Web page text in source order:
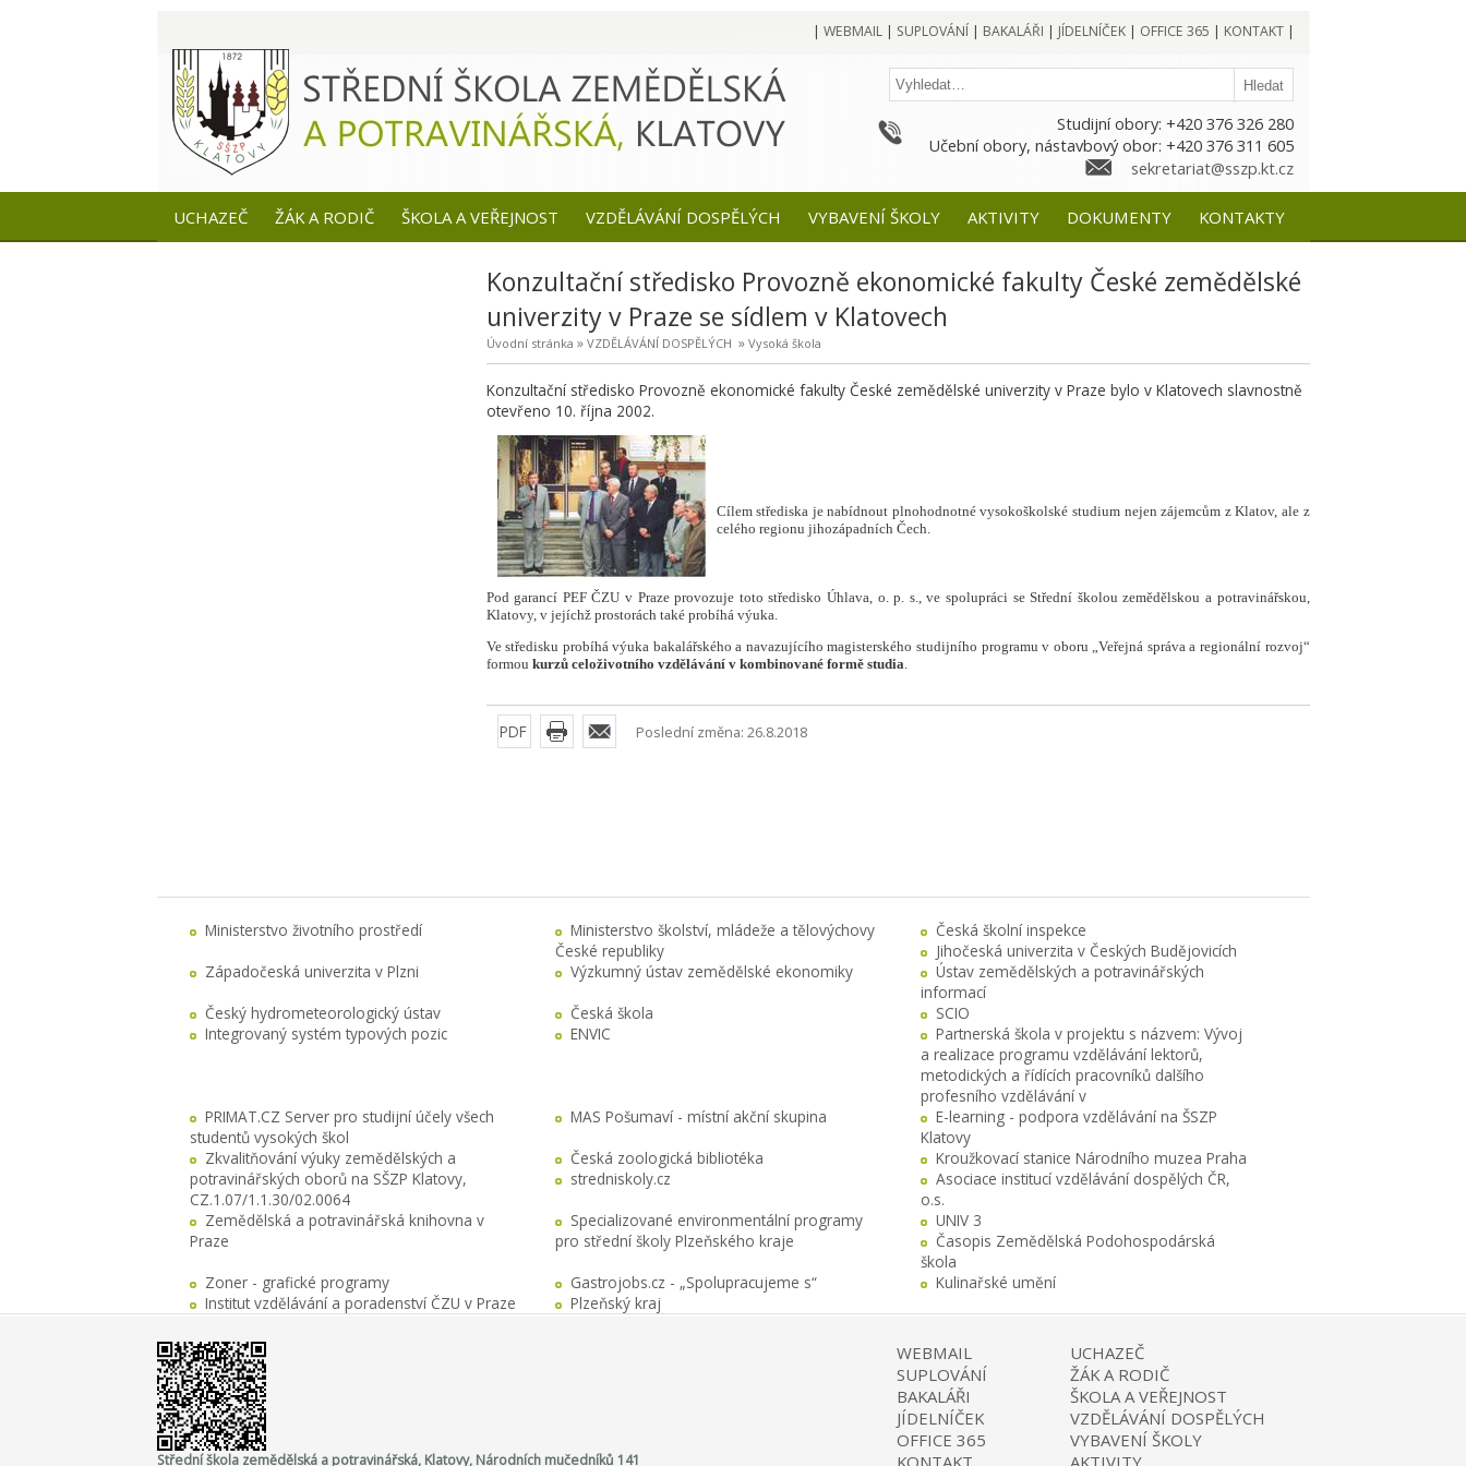
| WEBMAIL| SUPLOVÁNÍ | BAKALÁŘI | JÍDELNÍČEK| OFFICE 365 | KONTAKT|
Studijní obory: +420 376 326 280
Učební obory, nástavbový obor: +420 376 311 605
sekretariat@sszp.kt.cz
UCHAZEČ ŽÁK A RODIČ ŠKOLA A VEŘEJNOST VZDĚLÁVÁNÍ DOSPĚLÝCH VYBAVENÍ ŠKOLY AKTIVITY DOKUMENTY KONTAKTY
Konzultační středisko Provozně ekonomické fakulty České zemědělské
univerzity v Praze se sídlem v Klatovech
Úvodní stránka » VZDĚLÁVÁNÍ DOSPĚLÝCH » Vysoká škola
Konzultační středisko Provozně ekonomické fakulty České zemědělské univerzity v Praze bylo v Klatovech slavnostně
otevřeno 10. října 2002.
Cílem střediska je nabídnout plnohodnotné vysokoškolské studium nejen zájemcům z Klatov, ale z
celého regionu jihozápadních Čech.
Pod garancí PEF ČZU v Praze provozuje toto středisko Úhlava, o. p. s., ve spolupráci se Střední školou zemědělskou a potravinářskou,
Klatovy, v jejíchž prostorách také probíhá výuka.
Ve středisku probíhá výuka bakalářského a navazujícího magisterského studijního programu v oboru „Veřejná správa a regionální rozvoj“
formou kurzů celoživotního vzdělávání v kombinované formě studia.
PDF Poslední změna: 26.8.2018
Ministerstvo životního prostředí
Ministerstvo školství, mládeže a tělovýchovy
České republiky
Česká školní inspekce
Jihočeská univerzita v Českých Budějovicích
Západočeská univerzita v Plzni
Výzkumný ústav zemědělské ekonomiky
Ústav zemědělských a potravinářských
informací
Český hydrometeorologický ústav
Česká škola
SCIO
Integrovaný systém typových pozic
ENVIC
Partnerská škola v projektu s názvem: Vývoj
a realizace programu vzdělávání lektorů,
metodických a řídících pracovníků dalšího
profesního vzdělávání v
PRIMAT.CZ Server pro studijní účely všech
studentů vysokých škol
MAS Pošumaví - místní akční skupina
E-learning - podpora vzdělávání na ŠSZP
Klatovy
Zkvalitňování výuky zemědělských a
potravinářských oborů na SŠZP Klatovy,
CZ.1.07/1.1.30/02.0064
Česká zoologická bibliotéka
Kroužkovací stanice Národního muzea Praha
stredniskoly.cz
Asociace institucí vzdělávání dospělých ČR,
o.s.
Zemědělská a potravinářská knihovna v
Praze
Specializované environmentální programy
pro střední školy Plzeňského kraje
UNIV 3
Časopis Zemědělská Podohospodárská
škola
Zoner - grafické programy
Gastrojobs.cz - „Spolupracujeme s“
Kulinařské umění
Institut vzdělávání a poradenství ČZU v Praze
Plzeňský kraj
Střední škola zemědělská a potravinářská, Klatovy, Národních mučedníků 141
WEBMAIL
SUPLOVÁNÍ
BAKALÁŘI
JÍDELNÍČEK
OFFICE 365
KONTAKT
UCHAZEČ
ŽÁK A RODIČ
ŠKOLA A VEŘEJNOST
VZDĚLÁVÁNÍ DOSPĚLÝCH
VYBAVENÍ ŠKOLY
AKTIVITY